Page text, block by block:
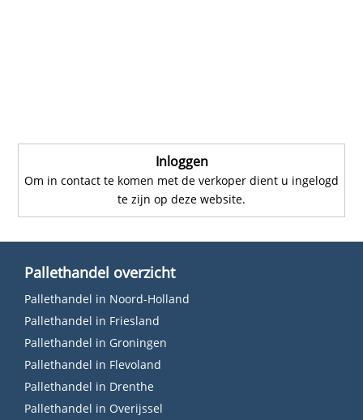
Inloggen
Om in contact te komen met de verkoper dient u ingelogd
te zijn op deze website.
Pallethandel overzicht
Pallethandel in Noord-Holland
Pallethandel in Friesland
Pallethandel in Groningen
Pallethandel in Flevoland
Pallethandel in Drenthe
Pallethandel in Overijssel